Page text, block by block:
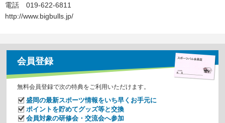
電話 019-622-6811
http://www.bigbulls.jp/
会員登録
無料会員登録で次の特典をご利用いただけます。
盛岡の最新スポーツ情報をいち早くお手元に
ポイントを貯めてグッズ等と交換
会員対象の研修会・交流会へ参加